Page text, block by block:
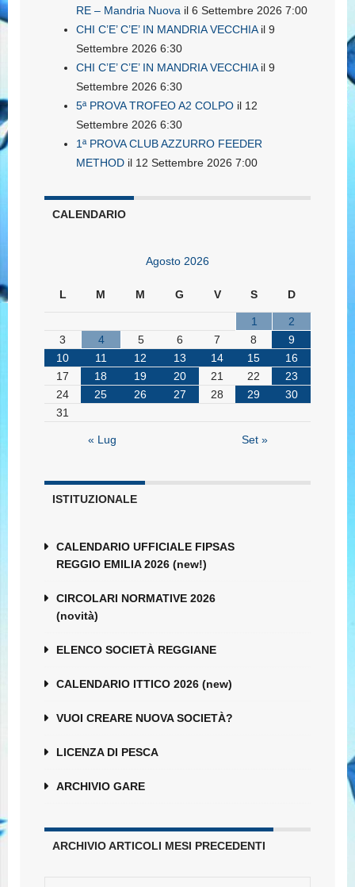
RE – Mandria Nuova il 6 Settembre 2026 7:00
CHI C’E’ C’E’ IN MANDRIA VECCHIAil 9
Settembre 2026 6:30
CHI C’E’ C’E’ IN MANDRIA VECCHIAil 9
Settembre 2026 6:30
5ª PROVA TROFEO A2 COLPO il 12
Settembre 2026 6:30
1ª PROVA CLUB AZZURRO FEEDER
METHOD il 12 Settembre 2026 7:00
CALENDARIO
Agosto 2026
L M M G V S D
1
2
3
4 5 6 7 8
9
10
11 12 13 14 15
16
17
18 19 20 21 22
23
24
25 26 27 28 29
30
31
« Lug Set »
ISTITUZIONALE
CALENDARIO UFFICIALE FIPSAS
REGGIO EMILIA 2026 (new!)
CIRCOLARI NORMATIVE 2026
(novità)
ELENCO SOCIETÀ REGGIANE
CALENDARIO ITTICO 2026 (new)
VUOI CREARE NUOVA SOCIETÀ?
LICENZA DI PESCA
ARCHIVIO GARE
ARCHIVIO ARTICOLI MESI PRECEDENTI